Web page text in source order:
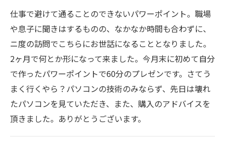
仕事で避けて通ることのできないパワーポイント。職場
や息子に聞きはするものの、なかなか時間も合わずに、
ニ度の訪問でこちらにお世話になることとなりました。
2ヶ月で何とか形になって来ました。今月末に初めて自分
で作ったパワーポイントで60分のプレゼンです。さてう
まく行くやら？パソコンの技術のみならず、先日は壊れ
たパソコンを見ていただき、また、購入のアドバイスを
頂きました。ありがとうございます。